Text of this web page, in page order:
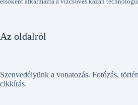
Az oldalról
Szenvedélyünk a vonatozás. Fotózás,
cikkírás.